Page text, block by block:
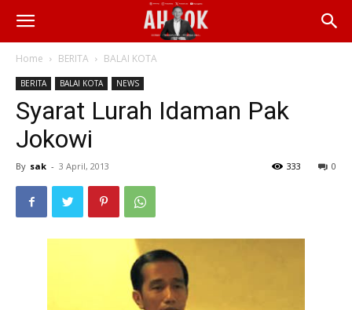
Home BERITA BALAI KOTA
BERITA BALAI KOTA NEWS
Syarat Lurah Idaman Pak
Jokowi
By sak - 3 April, 2013 0
333